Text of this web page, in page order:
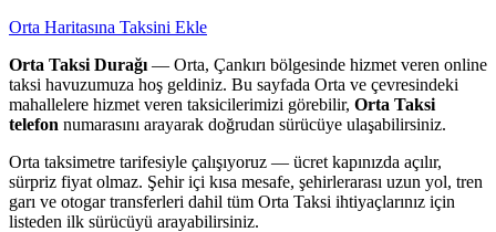
Orta Haritasına Taksini Ekle
Orta Taksi Durağı — Orta, Çankırı bölgesinde hizmet veren online
taksi havuzumuza hoş geldiniz. Bu sayfada Orta ve çevresindeki
mahallelere hizmet veren taksicilerimizi görebilir, Orta Taksi
telefon numarasını arayarak doğrudan sürücüye ulaşabilirsiniz.
Orta taksimetre tarifesiyle çalışıyoruz — ücret kapınızda açılır,
sürpriz fiyat olmaz. Şehir içi kısa mesafe, şehirlerarası uzun yol, tren
garı ve otogar transferleri dahil tüm Orta Taksi ihtiyaçlarınız için
listeden ilk sürücüyü arayabilirsiniz.